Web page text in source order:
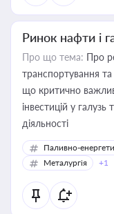
Ринок нафти і
Про що тема: Про
транспортування та
що критично
інвестицій у
діяльності
Паливно-
Металургія
+1